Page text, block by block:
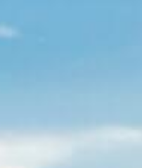
zzgl.